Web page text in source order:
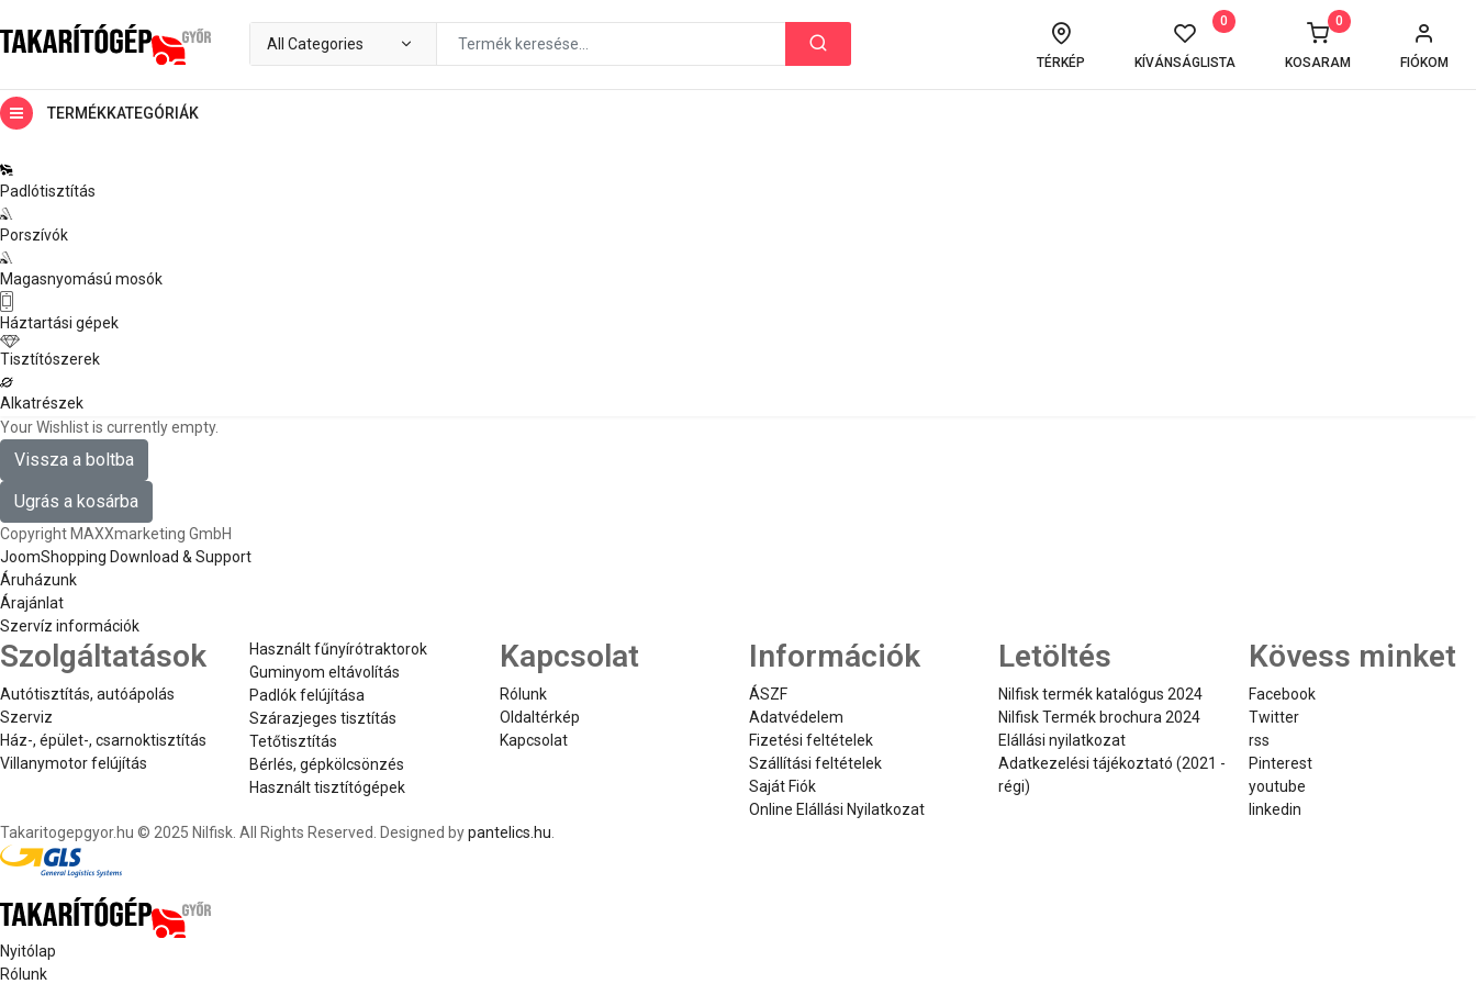
FIÓKOM
KOSARAM
0
KÍVÁNSÁGLISTA
0
TÉRKÉP
TERMÉKKATEGÓRIÁK
Padlótisztítás
Porszívók
Magasnyomású mosók
Háztartási gépek
Tisztítószerek
Alkatrészek
Your Wishlist is currently empty.
Vissza a boltba
Ugrás a kosárba
Copyright MAXXmarketing GmbH
JoomShopping Download & Support
Áruházunk
Árajánlat
Szervíz információk
Szolgáltatások
Autótisztítás, autóápolás
Szerviz
Ház-, épület-, csarnoktisztítás
Villanymotor felújítás
Használt fűnyírótraktorok
Guminyom eltávolítás
Padlók felújítása
Szárazjeges tisztítás
Tetőtisztítás
Bérlés, gépkölcsönzés
Használt tisztítógépek
Kapcsolat
Rólunk
Oldaltérkép
Kapcsolat
Információk
ÁSZF
Adatvédelem
Fizetési feltételek
Szállítási feltételek
Saját Fiók
Online Elállási Nyilatkozat
Letöltés
Nilfisk termék katalógus 2024
Nilfisk Termék brochura 2024
Elállási nyilatkozat
Adatkezelési tájékoztató (2021 -
régi)
Kövess minket
Facebook
Twitter
rss
Pinterest
youtube
linkedin
Takaritogepgyor.hu © 2025 Nilfisk. All Rights Reserved. Designed bypantelics.hu
Nyitólap
Rólunk